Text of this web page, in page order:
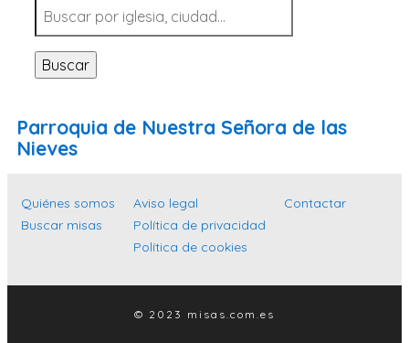
Navarra
Valladolid
Sevilla
Santa Cruz de Tenerife
Islas Baleares
Las Palmas
Alicante
Buscar
Parroquia de Nuestra Señora de las
Nieves
Quiénes somos
Buscar misas
Aviso legal
Política de privacidad
Política de cookies
Contactar
© 2023 misas.com.es